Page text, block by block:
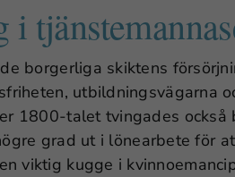
borgerliga skiktens
utbildningsvägarna
1800-talet tvingades också
grad ut i lönearbete för
viktig kugge i